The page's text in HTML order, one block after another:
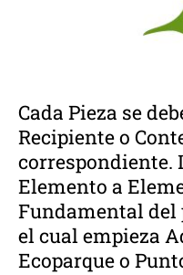
Cada Pieza se
Recipiente o
correspondiente.
Elemento a
Fundamental del
el cual empieza
Ecoparque o